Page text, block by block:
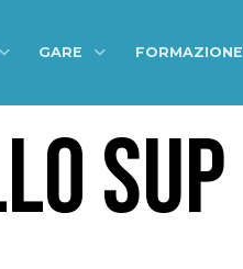
GARE FORMAZIONE
SUP